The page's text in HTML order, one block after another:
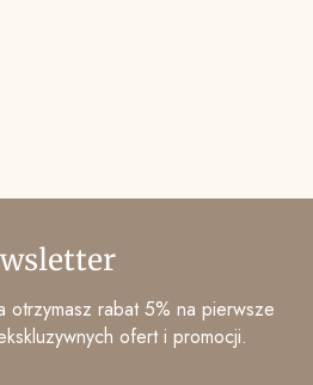
otrzymasz rabat 5% na pierwsze
ofert i promocji.